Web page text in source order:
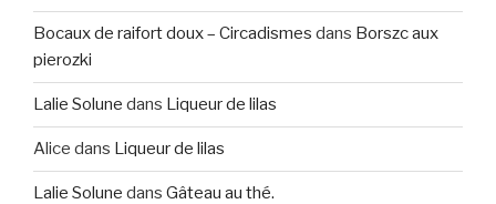
Bocaux de raifort doux – Circadismes dans Borszc aux
pierozki
Lalie Solune dans Liqueur de lilas
Alice dans Liqueur de lilas
Lalie Solune dans Gâteau au thé.